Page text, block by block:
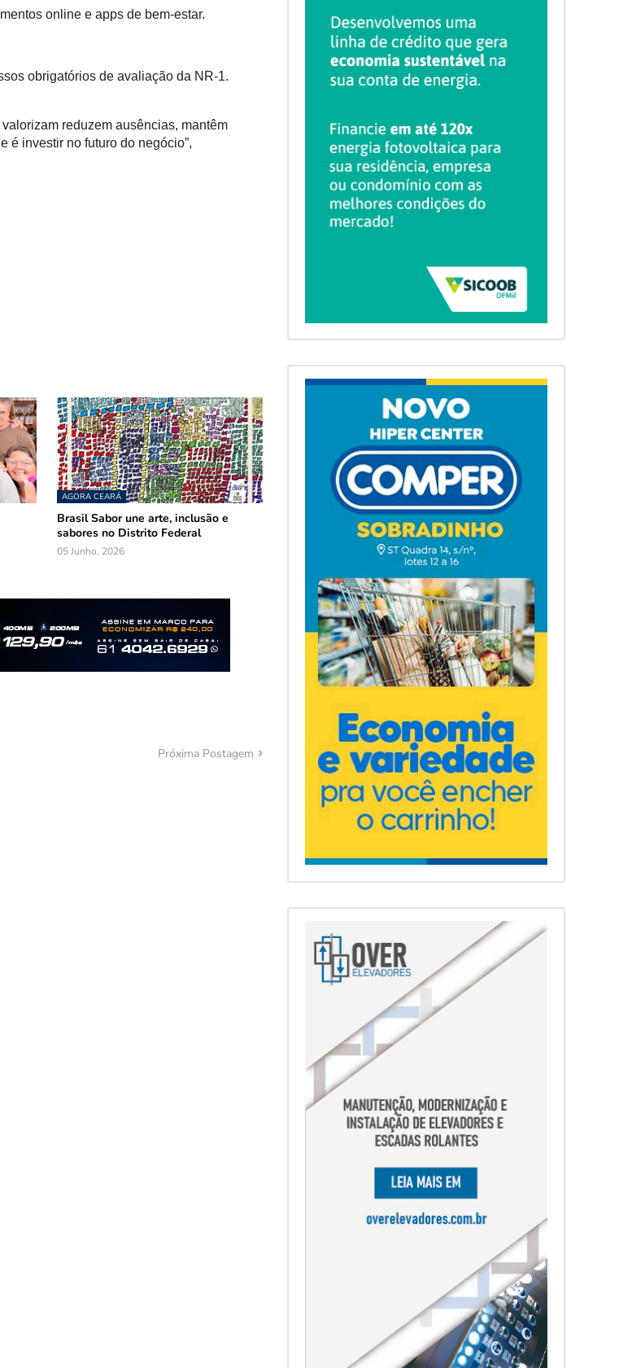
online e apps de bem‑estar.
obrigatórios de avaliação da NR‑1.
reduzem ausências, mantêm
é investir no futuro do negócio”,
AGORA CEARÁ
Brasil Sabor une arte, inclusão e
sabores no Distrito Federal
05 Junho, 2026
Próxima Postagem